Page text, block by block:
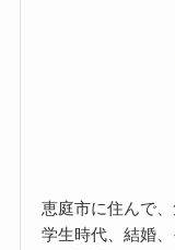
恵庭市に住んで
学生時代、結婚、